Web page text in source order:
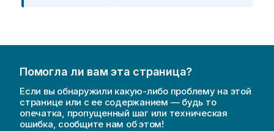
р
а
ц
и
и
Помогла ли вам эта страница?
Если вы обнаружили какую-либо проблему на этой
странице или с ее содержанием — будь то
опечатка, пропущенный шаг или техническая
ошибка, сообщите нам об этом!